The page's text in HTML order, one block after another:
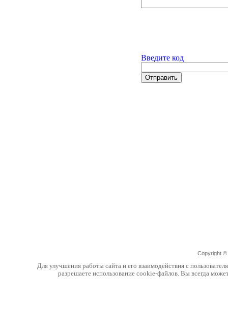
Введите код
Copyright ©
Для улучшения работы сайта и его взаимодействия с
разрешаете использование cookie-файлов. Вы всегда